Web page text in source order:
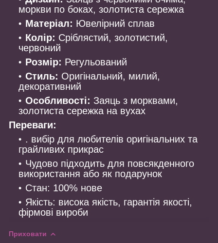
моркви по боках, золотиста сережка
Матеріал: Ювелірний сплав
Колір: Сріблястий, золотистий,
червоний
Розмір: Регульований
Стиль: Оригінальний, милий,
декоративний
Особливості: Заяць з морквами,
золотиста сережка на вухах
Переваги:
. вибір для любителів оригінальних та
грайливих прикрас
Чудово підходить для повсякденного
використання або як подарунок
Стан: 100% нове
Якість: висока якість, гарантія якості,
фірмові вироби
Приховати